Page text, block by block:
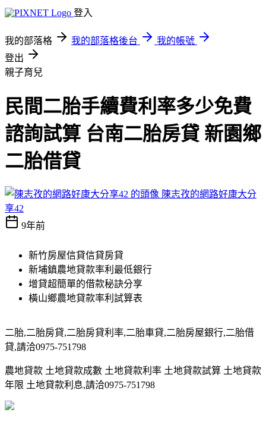
登入
我的部落格 我的部落格後台
我的帳號
登出
親子育兒
民間二胎手續費利率多少免費
諮詢試算 台南二胎房貸 新園鄉
二胎借貸
陳志孜的網路好康大分
享42
9年前
新竹房屋信貸信貸房貸
新埔鎮農地貸款率利最低銀行
增貸超簡單的借款秘訣分享
橫山鄉農地貸款率利試算表
二胎,二胎房貸,二胎房貸利率,二胎車貸,二胎房屋銀行,二胎借
貸,請洽0975-751798
農地貸款 土地貸款成數 土地貸款利率 土地貸款試算 土地貸款
年限 土地貸款利息,請洽0975-751798